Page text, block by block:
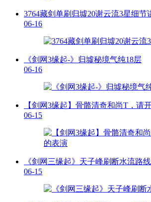
3764藏剑单刷归墟20谢云流3星细节
06-16
《剑网3缘起-》归墟秘境气纯18层
06-16
【剑网3缘起】骨骼清奇和尚T，请
06-15
《剑网三缘起》天子峰刷断水流路
06-15